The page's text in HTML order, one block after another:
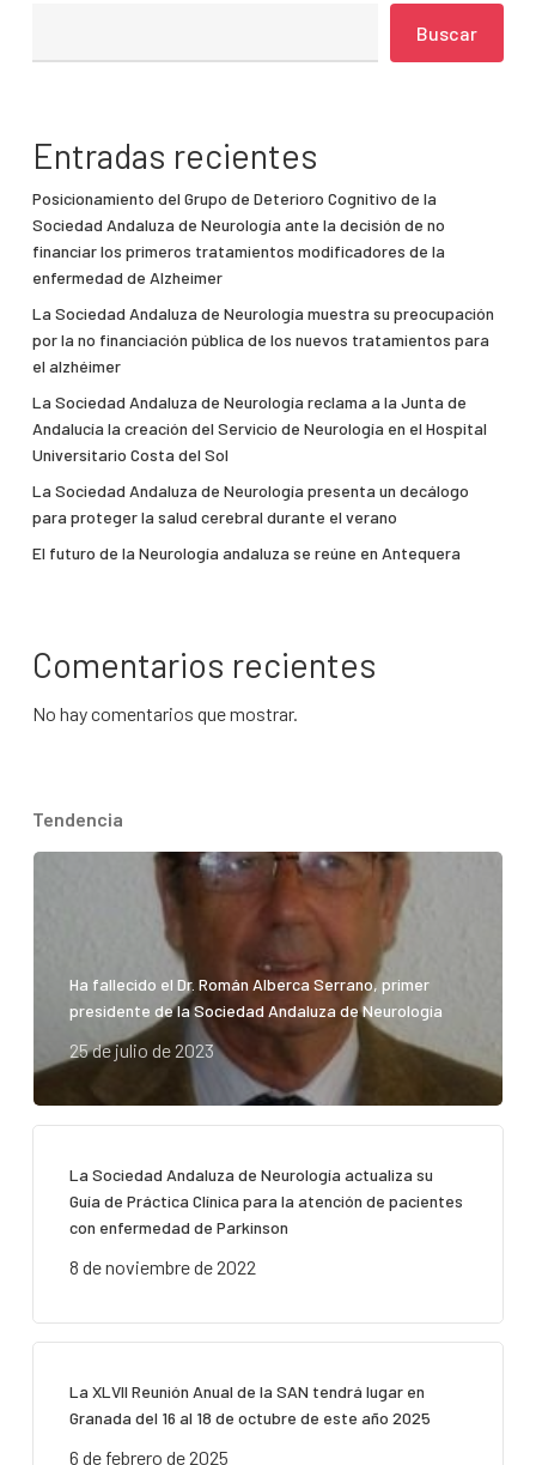
Buscar
Entradas recientes
Posicionamiento del Grupo de Deterioro Cognitivo de la
Sociedad Andaluza de Neurología ante la decisión de no
financiar los primeros tratamientos modificadores de la
enfermedad de Alzheimer
La Sociedad Andaluza de Neurología muestra su preocupación
por la no financiación pública de los nuevos tratamientos para
el alzhéimer
La Sociedad Andaluza de Neurología reclama a la Junta de
Andalucía la creación del Servicio de Neurología en el Hospital
Universitario Costa del Sol
La Sociedad Andaluza de Neurología presenta un decálogo
para proteger la salud cerebral durante el verano
El futuro de la Neurología andaluza se reúne en Antequera
Comentarios recientes
No hay comentarios que mostrar.
Tendencia
Ha fallecido el Dr. Román Alberca Serrano, primer
presidente de la Sociedad Andaluza de Neurología
25 de julio de 2023
La Sociedad Andaluza de Neurología actualiza su
Guía de Práctica Clínica para la atención de pacientes
con enfermedad de Parkinson
8 de noviembre de 2022
La XLVII Reunión Anual de la SAN tendrá lugar en
Granada del 16 al 18 de octubre de este año 2025
6 de febrero de 2025